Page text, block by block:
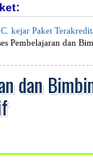
kejar Paket
Pembelajaran dan
dan